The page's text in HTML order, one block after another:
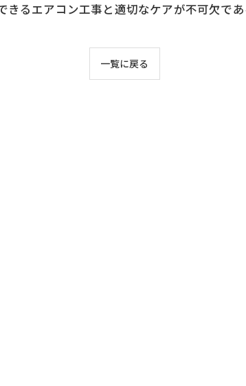
るエアコン工事と適切なケアが不可欠で
一覧に戻る